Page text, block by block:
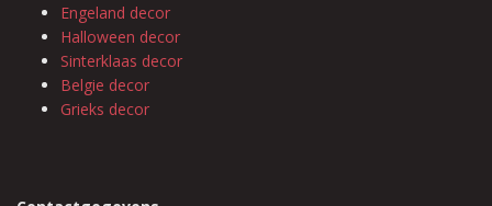
Engeland decor
Halloween decor
Sinterklaas decor
Belgie decor
Grieks decor